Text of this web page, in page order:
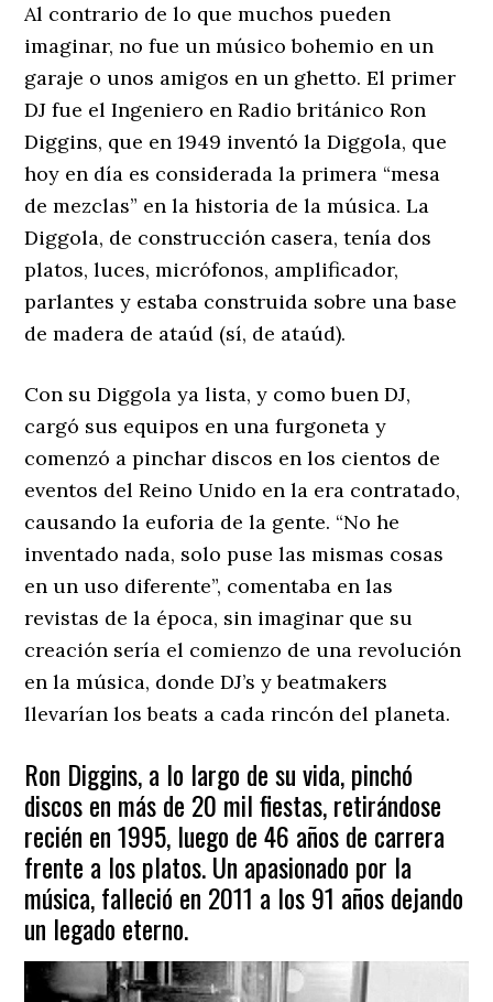
Al contrario de lo que muchos pueden
imaginar, no fue un músico bohemio en un
garaje o unos amigos en un ghetto. El primer
DJ fue el Ingeniero en Radio británico Ron
Diggins, que en 1949 inventó la Diggola, que
hoy en día es considerada la primera “mesa
de mezclas” en la historia de la música. La
Diggola, de construcción casera, tenía dos
platos, luces, micrófonos, amplificador,
parlantes y estaba construida sobre una base
de madera de ataúd (sí, de ataúd).
Con su Diggola ya lista, y como buen DJ,
cargó sus equipos en una furgoneta y
comenzó a pinchar discos en los cientos de
eventos del Reino Unido en la era contratado,
causando la euforia de la gente. “No he
inventado nada, solo puse las mismas cosas
en un uso diferente”, comentaba en las
revistas de la época, sin imaginar que su
creación sería el comienzo de una revolución
en la música, donde DJ’s y beatmakers
llevarían los beats a cada rincón del planeta.
Ron Diggins, a lo largo de su vida, pinchó
discos en más de 20 mil fiestas, retirándose
recién en 1995, luego de 46 años de carrera
frente a los platos. Un apasionado por la
música, falleció en 2011 a los 91 años dejando
un legado eterno.